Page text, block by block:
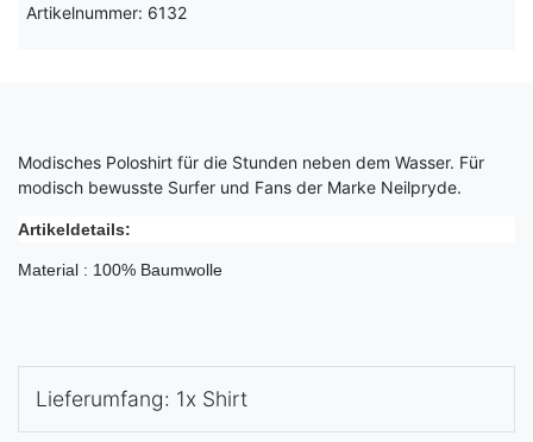
Artikelnummer: 6132
Modisches Poloshirt für die Stunden neben dem Wasser. Für
modisch bewusste Surfer und Fans der Marke Neilpryde.
Artikeldetails:
Material : 100% Baumwolle
Lieferumfang: 1x Shirt